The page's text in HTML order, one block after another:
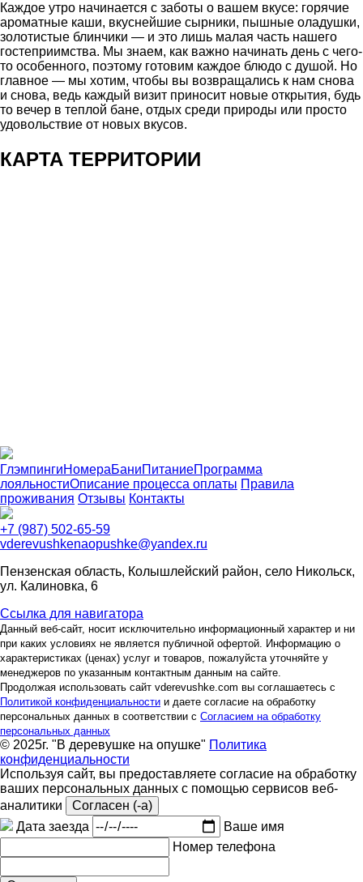
Каждое утро начинается с заботы о вашем вкусе: горячие
ароматные каши, вкуснейшие сырники, пышные оладушки,
золотистые блинчики — и это лишь малая часть нашего
гостеприимства. Мы знаем, как важно начинать день с чего-
то особенного, поэтому готовим каждое блюдо с душой. Но
главное — мы хотим, чтобы вы возвращались к нам снова
и снова, ведь каждый визит приносит новые открытия, будь
то вечер в теплой бане, отдых среди природы или просто
удовольствие от новых вкусов.
КАРТА ТЕРРИТОРИИ
ГлэмпингиНомераБаниПитаниеПрограмма
лояльностиОписание процесса оплаты Правила
проживания Отзывы Контакты
+7 (987) 502-65-59
vderevushkenaopushke@yandex.ru
Пензенская область, Колышлейский район, село Никольск,
ул. Калиновка, 6
Ссылка для навигатора
Данный веб-сайт, носит исключительно информационный характер и ни
при каких условиях не является публичной офертой. Информацию о
характеристиках (ценах) услуг и товаров, пожалуйста уточняйте у
менеджеров по указанным контактным данным на сайте.
Продолжая использовать сайт vderevushke.com вы соглашаетесь с
Политикой конфиденциальности и даете согласие на обработку
персональных данных в соответствии с Согласием на обработку
персональных данных
© 2025г. "В деревушке на опушке" Политика
конфиденциальности
Используя сайт, вы предоставляете согласие на обработку
ваших персональных данных с помощью сервисов веб-
аналитики
Согласен (-а)
Дата заезда
Ваше имя
Номер телефона